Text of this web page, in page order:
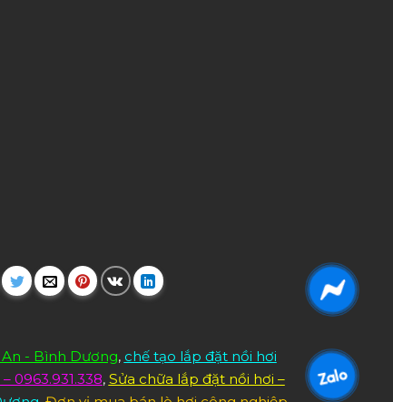
- Bình Dương, chế tạo lắp đặt nồi hơi
0963.931.338, Sửa chữa lắp đặt nồi hơi –